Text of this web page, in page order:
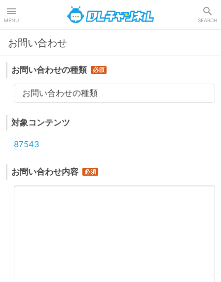
MENU SEARCH
お問い合わせ
お問い合わせの種類
お問い合わせの種類
対象コンテンツ
87543
お問い合わせ内容